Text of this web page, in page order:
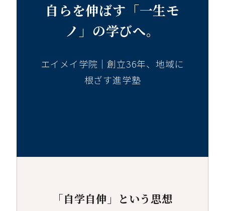
自らを伸ばす「一生モ
ノ」の学びへ。
エイメイ学院｜創立36年、地域に
根ざす進学塾
「自学自伸」という思想